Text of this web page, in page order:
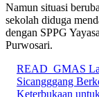
Namun situasi
sekolah diduga
dengan SPPG
Purwosari.
READ GMAS
Sicangggang
Keterbukaan